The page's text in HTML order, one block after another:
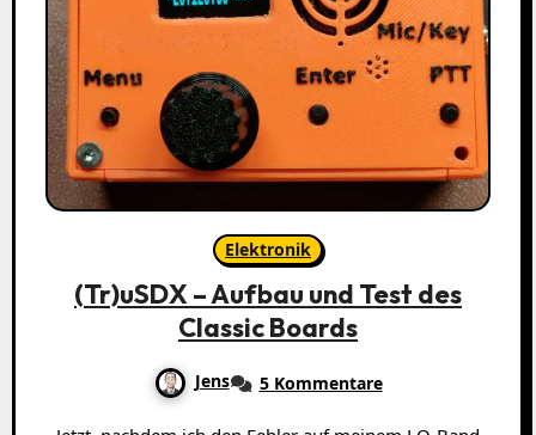
Elektronik
(Tr)uSDX – Aufbau und Test des
Classic Boards
Jens 5 Kommentare